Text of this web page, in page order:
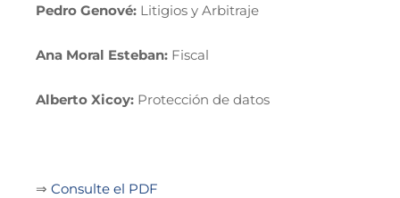
Pedro Genové: Litigios y Arbitraje
Ana Moral Esteban: Fiscal
Alberto Xicoy: Protección de datos
⇒ Consulte el PDF